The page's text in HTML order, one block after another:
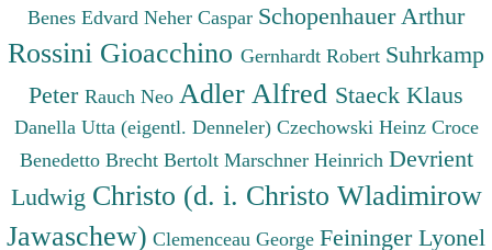
Benes Edvard Neher Caspar Schopenhauer Arthur
Rossini Gioacchino Gernhardt Robert Suhrkamp
Peter Rauch Neo Adler Alfred Staeck Klaus
Danella Utta (eigentl. Denneler) Czechowski Heinz Croce
Benedetto Brecht Bertolt Marschner Heinrich Devrient
Ludwig Christo (d. i. Christo Wladimirow
Jawaschew) Clemenceau George Feininger Lyonel